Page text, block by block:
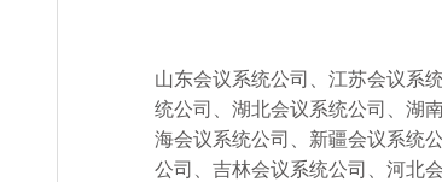
山东会议系统公司、江苏会议系
统公司 、湖北会议系统公司 、湖
海会议系统公司 、新疆会议系统
公司
、吉林会议系统公司 、河北